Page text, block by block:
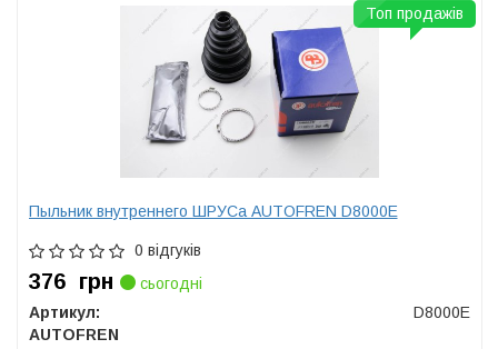
Пыльник внутреннего ШРУСа AUTOFREN D8000E
0 відгуків
376 грн
сьогодні
Артикул:
D8000E
AUTOFREN
Топ продажів